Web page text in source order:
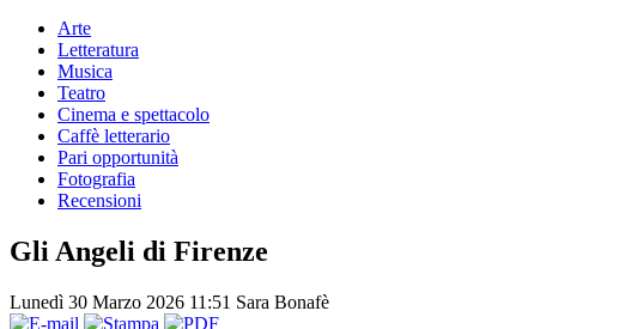
Arte
Letteratura
Musica
Teatro
Cinema e spettacolo
Caffè letterario
Pari opportunità
Fotografia
Recensioni
Gli Angeli di Firenze
Lunedì 30 Marzo 2026 11:51 Sara Bonafè